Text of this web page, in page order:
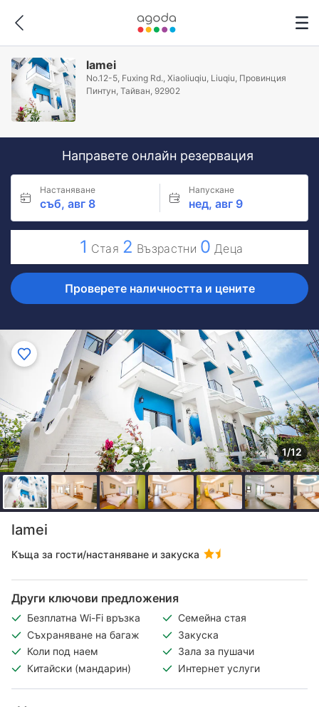
lamei
No.12-5, Fuxing Rd., Xiaoliuqiu, Liuqiu, Провинция
Пинтун, Тайван, 92902
Направете онлайн резервация
Настаняване
съб, авг 8
Напускане
нед, авг 9
1 Стая 2 Възрастни 0 Деца
Проверете наличността и цените
1/12
lamei
Къща за гости/настаняване и закуска
Други ключови предложения
Безплатна Wi-Fi връзка
Семейна стая
Съхраняване на багаж
Закуска
Коли под наем
Зала за пушачи
Китайски (мандарин)
Интернет услуги